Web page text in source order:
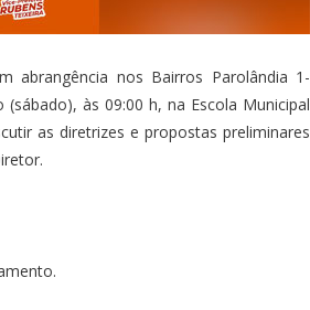
abrangência nos Bairros Parolândia 1-
às 09:00 h, na Escola Municipal
as diretrizes e propostas preliminares